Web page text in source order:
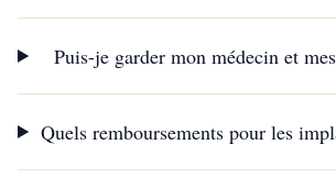
Puis-je garder mon médecin et
Quels remboursements pour les